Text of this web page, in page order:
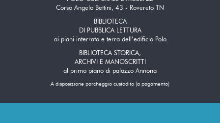
Corso Angelo Bettini, 43 - Rovereto TN
BIBLIOTECA
DI PUBBLICA LETTURA
ai piani interrato e terra dell’edificio Polo
BIBLIOTECA STORICA,
ARCHIVI E MANOSCRITTI
al primo piano di palazzo Annona
A disposizione parcheggio custodito (a pagamento)